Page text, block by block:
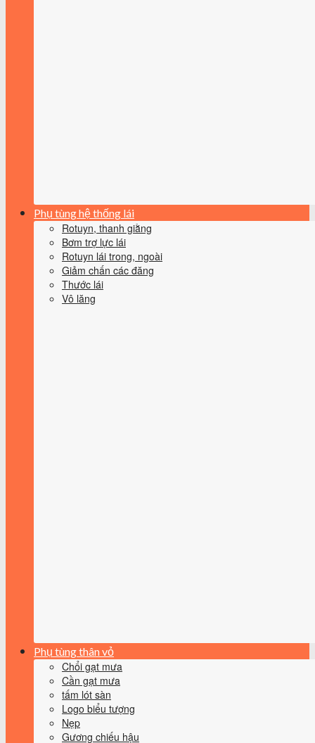
Phụ tùng hệ thống lái
Rotuyn, thanh giằng
Bơm trợ lực lái
Rotuyn lái trong, ngoài
Giảm chấn các đăng
Thước lái
Vô lăng
Phụ tùng thân vỏ
Chổi gạt mưa
Cần gạt mưa
tấm lót sàn
Logo biểu tượng
Nẹp
Gương chiếu hậu